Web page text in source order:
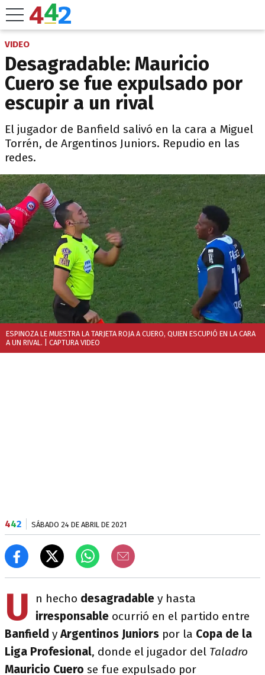
VIDEO
Desagradable: Mauricio
Cuero se fue expulsado por
escupir a un rival
El jugador de Banfield salivó en la cara a Miguel
Torrén, de Argentinos Juniors. Repudio en las
redes.
ESPINOZA LE MUESTRA LA TARJETA ROJA A CUERO, QUIEN ESCUPIÓ EN LA CARA
A UN RIVAL. | CAPTURA VIDEO
442 SÁBADO 24 DE ABRIL DE 2021
U n hecho desagradable y hasta
irresponsable ocurrió en el partido entre
Banfield yArgentinos Juniors por la Copa de la
Liga Profesional, donde el jugador del Taladro
Mauricio Cuero se fue expulsado por